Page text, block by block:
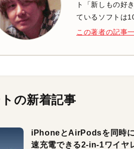
ト「新しもの好
ているソフトは
この著者の記事
の新着記事
iPhoneとAirPodsを同時
速充電できる2-in-1ワイヤ